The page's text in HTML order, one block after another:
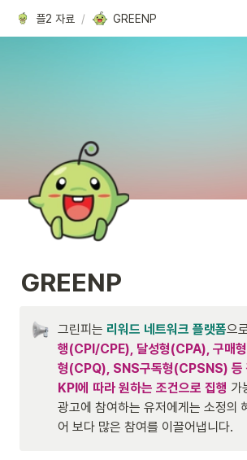
플2 자료 / GREENP
GREENP
그린피는 리워드 네트워크 플랫폼으
행(CPI/CPE), 달성형(CPA), 구매
형(CPQ), SNS구독형(CPSNS) 등
KPI에 따라 원하는 조건으로 집행 가
광고에 참여하는 유저에게는 소정의
어 보다 많은 참여를 이끌어냅니다.